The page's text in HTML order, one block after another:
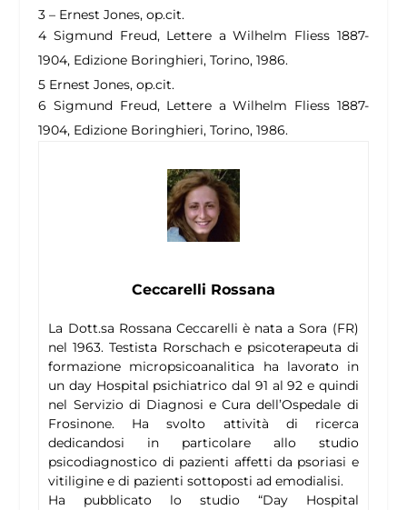
3 – Ernest Jones, op.cit.
4 Sigmund Freud, Lettere a Wilhelm Fliess 1887-
1904, Edizione Boringhieri, Torino, 1986.
5 Ernest Jones, op.cit.
6 Sigmund Freud, Lettere a Wilhelm Fliess 1887-
1904, Edizione Boringhieri, Torino, 1986.
Ceccarelli Rossana
La Dott.sa Rossana Ceccarelli è nata a Sora (FR)
nel 1963. Testista Rorschach e psicoterapeuta di
formazione micropsicoanalitica ha lavorato in
un day Hospital psichiatrico dal 91 al 92 e quindi
nel Servizio di Diagnosi e Cura dell’Ospedale di
Frosinone. Ha svolto attività di ricerca
dedicandosi in particolare allo studio
psicodiagnostico di pazienti affetti da psoriasi e
vitiligine e di pazienti sottoposti ad emodialisi.
Ha pubblicato lo studio “Day Hospital